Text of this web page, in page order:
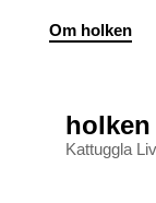
Om holken
holken
Kattuggla